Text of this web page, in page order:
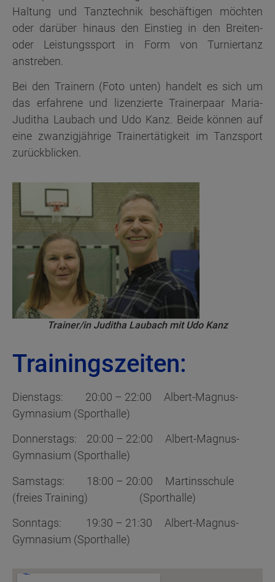
Haltung und Tanztechnik beschäftigen möchten
oder darüber hinaus den Einstieg in den Breiten-
oder Leistungssport in Form von Turniertanz
anstreben.
Bei den Trainern (Foto unten) handelt es sich um
das erfahrene und lizenzierte Trainerpaar Maria-
Juditha Laubach und Udo Kanz. Beide können auf
eine zwanzigjährige Trainertätigkeit im Tanzsport
zurückblicken.
Trainer/in Juditha Laubach mit Udo Kanz
Trainingszeiten:
Dienstags: 20:00 – 22:00 Albert-Magnus-
Gymnasium (Sporthalle)
Donnerstags: 20:00 – 22:00 Albert-Magnus-
Gymnasium (Sporthalle)
Samstags: 18:00 – 20:00 Martinsschule
(freies Training) (Sporthalle)
Sonntags: 19:30 – 21:30 Albert-Magnus-
Gymnasium (Sporthalle)